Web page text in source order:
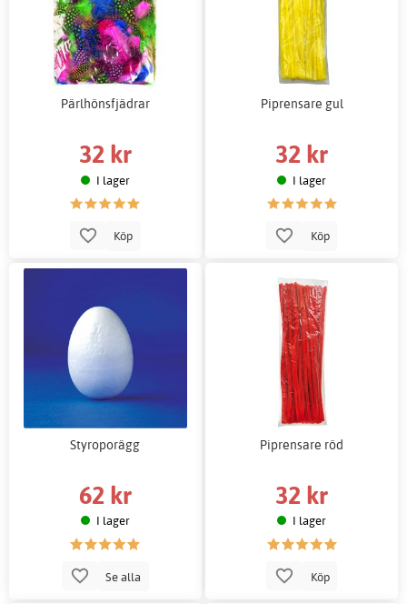
Pärlhönsfjädrar
32 kr
I lager
Köp
Piprensare gul
32 kr
I lager
Köp
Styroporägg
62 kr
I lager
Se alla
Piprensare röd
32 kr
I lager
Köp